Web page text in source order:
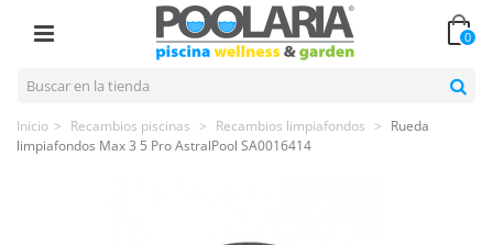
0
Inicio > Recambios piscinas > Recambios limpiafondos > Rueda
limpiafondos Max 3 5 Pro AstralPool SA0016414